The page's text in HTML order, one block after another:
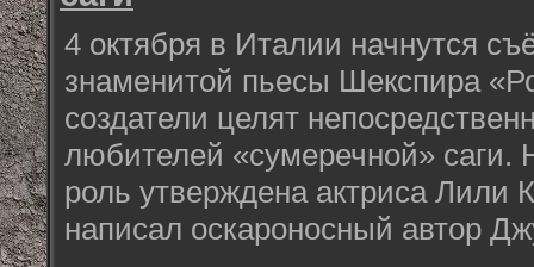
4 октября в Италии начнутся
знаменитой пьесы Шекспира
создатели целят
любителей «сумеречной» саги.
роль утверждена актриса Лили
написал оскароносный автор